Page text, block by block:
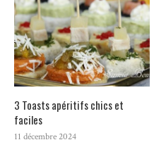
3 Toasts apéritifs chics et
faciles
11 décembre 2024